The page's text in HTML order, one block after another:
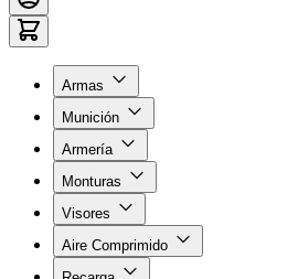
Armas
Munición
Armería
Monturas
Visores
Aire Comprimido